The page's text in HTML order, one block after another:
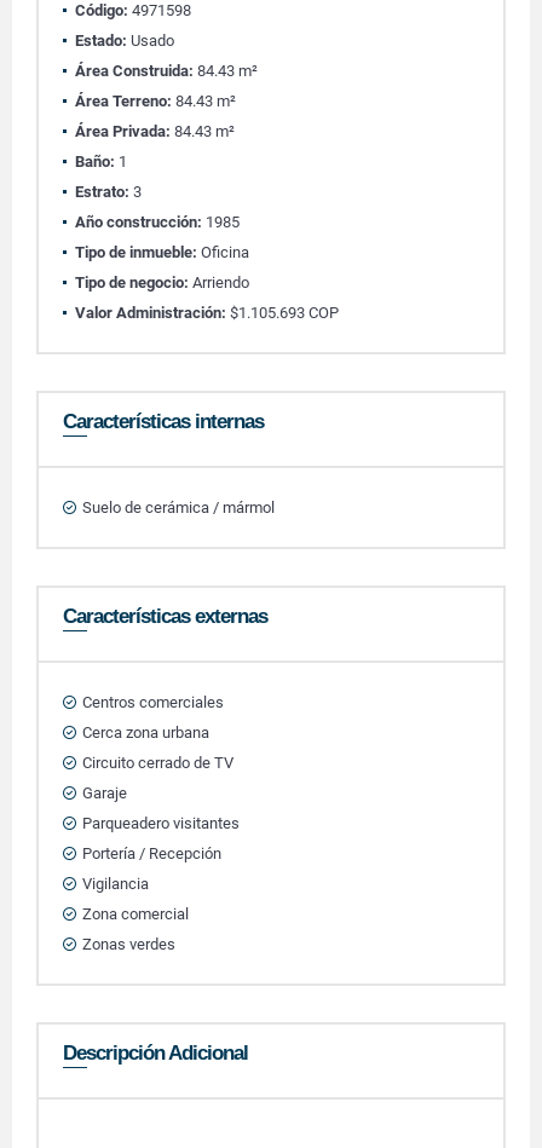
Código: 4971598
Estado: Usado
Área Construida: 84.43 m²
Área Terreno: 84.43 m²
Área Privada: 84.43 m²
Baño: 1
Estrato: 3
Año construcción: 1985
Tipo de inmueble: Oficina
Tipo de negocio: Arriendo
Valor Administración: $1.105.693 COP
Características internas
Suelo de cerámica / mármol
Características externas
Centros comerciales
Cerca zona urbana
Circuito cerrado de TV
Garaje
Parqueadero visitantes
Portería / Recepción
Vigilancia
Zona comercial
Zonas verdes
Descripción Adicional